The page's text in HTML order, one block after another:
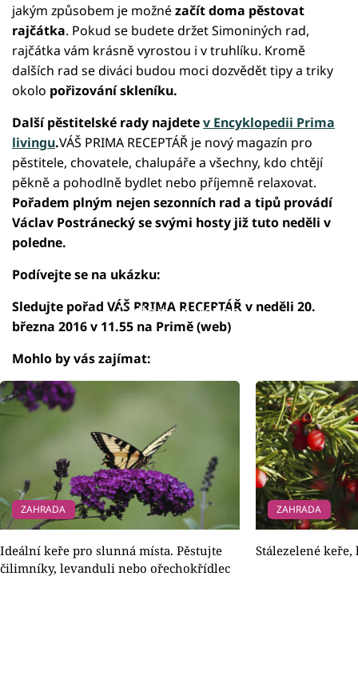
jakým způsobem je možnézačít doma pěstovat
rajčátka. Pokud se budete držet Simoniných rad,
rajčátka vám krásně vyrostou i v truhlíku. Kromě
dalších rad se diváci budou moci dozvědět tipy a triky
okolo pořizování skleníku.
Další pěstitelské rady najdetev Encyklopedii Prima
livingu.VÁŠ PRIMA RECEPTÁŘ je nový magazín pro
pěstitele, chovatele, chalupáře a všechny, kdo chtějí
pěkně a pohodlně bydlet nebo příjemně relaxovat.
Pořadem plným nejen sezonních rad a tipů provádí
Václav Postránecký se svými hosty již tuto neděli v
poledne.
Podívejte se na ukázku:
Failed to fetch
Sledujte pořad VÁŠ PRIMA RECEPTÁŘ v neděli 20.
března 2016 v 11.55 na Primě(web)
Mohlo by vás zajímat:
ZAHRADA
Ideální keře pro slunná místa. Pěstujte
čilimníky, levanduli nebo ořechokřídlec
ZAHRADA
Stálezelené